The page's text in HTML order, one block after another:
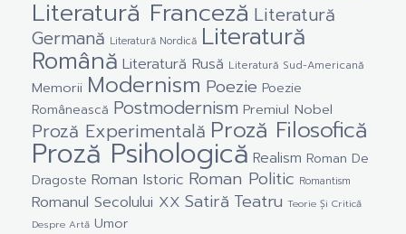
Literatură Franceză Literatură
Germană Literatură Nordică Literatură
Română Literatură Rusă Literatură Sud-Americană
Memorii Modernism Poezie Poezie
Românească Postmodernism Premiul Nobel
Proză Experimentală Proză Filosofică
Proză Psihologică Realism Roman De
Dragoste Roman Istoric Roman Politic Romantism
Romanul Secolului XX Satiră Teatru Teorie Și Critică
Despre Artă Umor